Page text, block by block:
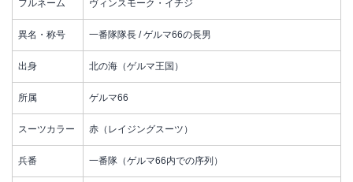
フルネーム ヴィンスモーク・イチジ
異名・称号 一番隊隊長 / ゲルマ66の長男
出身 北の海（ゲルマ王国）
所属 ゲルマ66
スーツカラー 赤（レイジングスーツ）
兵番 一番隊（ゲルマ66内での序列）